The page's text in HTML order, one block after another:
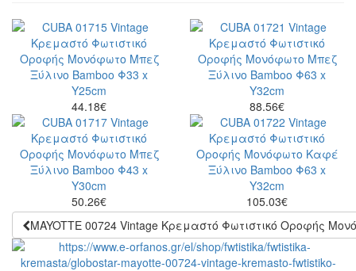
44.18€ 88.56€
50.26€ 105.03€
MAYOTTE 00724 Vintage Κρεμαστό Φωτιστικό Οροφής